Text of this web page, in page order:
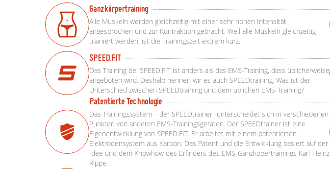
Ganzkörpertraining
Alle Muskeln werden gleichzeitig mit einer sehr hohen Intensität
angesprochen und zur Kontraktion gebracht. Weil alle Muskeln gleichzeitig
trainiert werden, ist die Trainingszeit extrem kurz.
SPEED.FIT
Das Training bei SPEED.FIT ist anders als das EMS-Training, dass üblicherweise
angeboten wird. Deshalb nennen wir es auch SPEEDtraining. Was ist der
Unterschied zwischen SPEEDtraining und dem üblichen EMS-Training?
Patentierte Technologie
Das Trainingssystem – der SPEEDtrainer -unterscheidet sich in verschiedenen
Punkten von anderen EMS-Trainingsgeräten. Der SPEEDtrainer ist eine
Eigenentwicklung von SPEED.FIT. Er arbeitet mit einem patentierten
Elektrodensystem aus Karbon. Das Patent und die Entwicklung basiert auf der
Idee und dem Knowhow des Erfinders des EMS-Ganzköpertrainings Karl-Heinz
Rippe.